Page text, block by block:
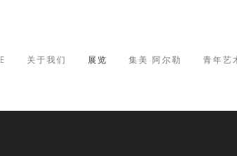
关于我们 展览 集美·阿尔勒 青年艺